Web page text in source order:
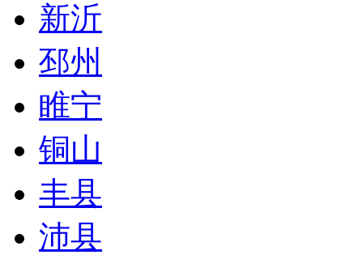
新沂
邳州
睢宁
铜山
丰县
沛县